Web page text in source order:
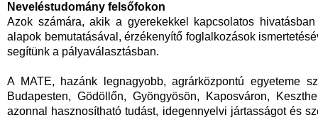
Neveléstudomány felsőfokon
Azok számára, akik a gyerekekkel kapcsolatos
alapok bemutatásával, érzékenyítő foglalkozások
segítünk a pályaválasztásban.
A MATE, hazánk legnagyobb, agrárközpontú egyeteme
Budapesten, Gödöllőn, Gyöngyösön, Kaposváron,
azonnal hasznosítható tudást, idegennyelvi jártasságot és